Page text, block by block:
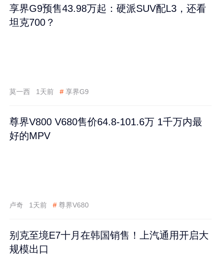
享界G9预售43.98万起：硬派SUV配L3，还看
坦克700？
莫一西 1天前 # 享界G9
尊界V800 V680售价64.8-101.6万 1千万内最
好的MPV
卢奇 1天前 # 尊界V680
别克至境E7十月在韩国销售！上汽通用开启大
规模出口